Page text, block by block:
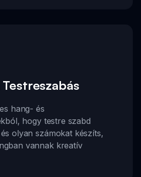
hang- és
hogy testre szabd
olyan számokat készíts,
vannak kreatív